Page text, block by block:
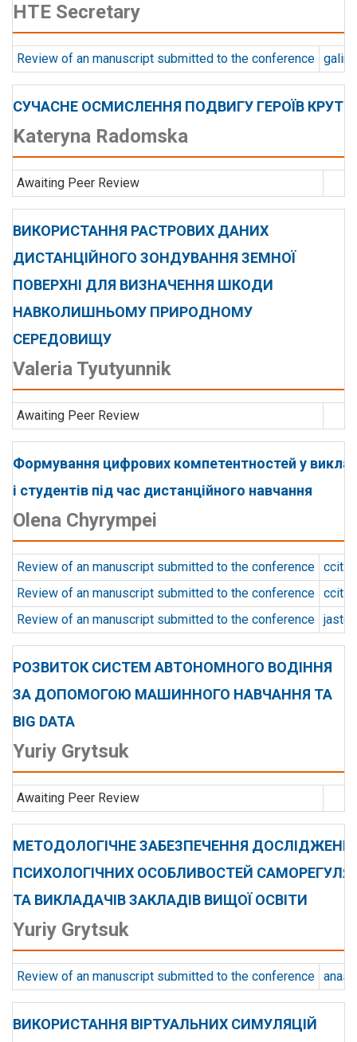
HTE Secretary
Review of an manuscript submitted to the conference
СУЧАСНЕ ОСМИСЛЕННЯ ПОДВИГУ ГЕРОЇВ КРУТ
Kateryna Radomska
Awaiting Peer Review
ВИКОРИСТАННЯ РАСТРОВИХ ДАНИХ
ДИСТАНЦІЙНОГО ЗОНДУВАННЯ ЗЕМНОЇ
ПОВЕРХНІ ДЛЯ ВИЗНАЧЕННЯ ШКОДИ
НАВКОЛИШНЬОМУ ПРИРОДНОМУ
СЕРЕДОВИЩУ
Valeria Tyutyunnik
Awaiting Peer Review
Формування цифрових компетентностей у
і студентів під час дистанційного навчання
Olena Chyrympei
Review of an manuscript submitted to the conference ccit
Review of an manuscript submitted to the conference ccit
Review of an manuscript submitted to the conference
РОЗВИТОК СИСТЕМ АВТОНОМНОГО ВОДІННЯ
ЗА ДОПОМОГОЮ МАШИННОГО НАВЧАННЯ ТА
BIG DATA
Yuriy Grytsuk
Awaiting Peer Review
МЕТОДОЛОГІЧНЕ ЗАБЕЗПЕЧЕННЯ
ПСИХОЛОГІЧНИХ ОСОБЛИВОСТЕЙ
ТА ВИКЛАДАЧІВ ЗАКЛАДІВ ВИЩОЇ ОСВІТИ
Yuriy Grytsuk
Review of an manuscript submitted to the conference
ВИКОРИСТАННЯ ВІРТУАЛЬНИХ СИМУЛЯЦІЙ